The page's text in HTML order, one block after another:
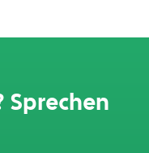
Sprechen